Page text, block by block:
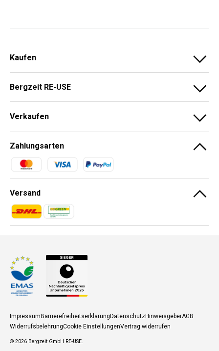
Kaufen
Bergzeit RE-USE
Verkaufen
Zahlungsarten
Zahlungsmethoden
Versand
Zahlungsmethoden
Zahlungsmethoden
ImpressumBarrierefreiheitserklärungDatenschutzHinweisgeberAGB
WiderrufsbelehrungCookie EinstellungenVertrag widerrufen
© 2026 Bergzeit GmbH RE-USE.